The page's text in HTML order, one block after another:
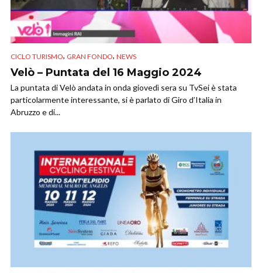
CICLO TURISMO, GRAN FONDO, NEWS
Velò – Puntata del 16 Maggio 2024
La puntata di Velò andata in onda giovedì sera su TvSei è stata
particolarmente interessante, si è parlato di Giro d’Italia in
Abruzzo e di...